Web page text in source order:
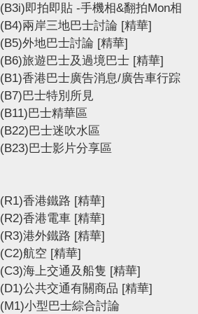
(B3i)即拍即貼 -手機相&翻拍Mon相
(B4)兩岸三地巴士討論 [精華]
(B5)外地巴士討論 [精華]
(B6)旅遊巴士及過境巴士 [精華]
(B1)香港巴士廣告消息/廣告車行踪
(B7)巴士特別所見
(B11)巴士精華區
(B22)巴士迷吹水區
(B23)巴士影片分享區
(R1)香港鐵路 [精華]
(R2)香港電車 [精華]
(R3)港外鐵路 [精華]
(C2)航空 [精華]
(C3)海上交通及船隻 [精華]
(D1)公共交通有關商品 [精華]
(M1)小型巴士綜合討論